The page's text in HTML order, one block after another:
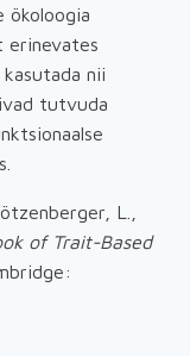
ökoloogia
erinevates
nii
tutvuda
L.,
of Trait-Based